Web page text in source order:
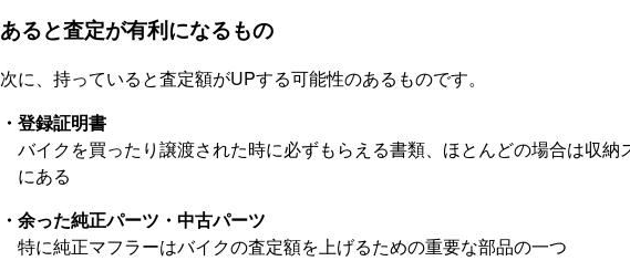
あると査定が有利になるもの
次に、持っていると査定額がUPする可能性のあるものです。
・登録証明書
バイクを買ったり譲渡された時に必ずもらえる書類、ほとんどの場合は収納
にある
・余った純正パーツ・中古パーツ
特に純正マフラーはバイクの査定額を上げるための重要な部品の一つ